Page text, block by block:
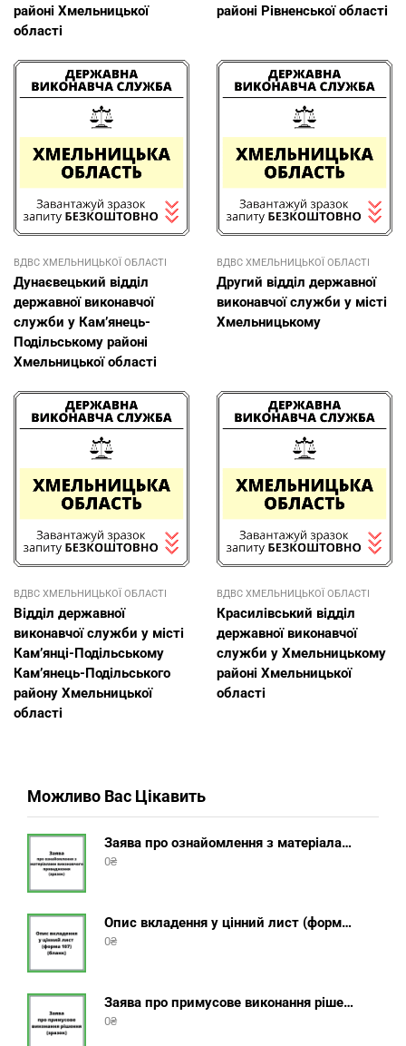
районі Хмельницької
області
районі Рівненської області
ВДВС ХМЕЛЬНИЦЬКОЇ ОБЛАСТІ
Дунаєвецький відділ
державної виконавчої
служби у Кам’янець-
Подільському районі
Хмельницької області
ВДВС ХМЕЛЬНИЦЬКОЇ ОБЛАСТІ
Другий відділ державної
виконавчої служби у місті
Хмельницькому
ВДВС ХМЕЛЬНИЦЬКОЇ ОБЛАСТІ
Відділ державної
виконавчої служби у місті
Кам’янці-Подільському
Кам’янець-Подільського
району Хмельницької
області
ВДВС ХМЕЛЬНИЦЬКОЇ ОБЛАСТІ
Красилівський відділ
державної виконавчої
служби у Хмельницькому
районі Хмельницької
області
Можливо Вас Цікавить
Заява про ознайомлення з матеріалами виконавчого провадження (зразок, шаблон 2025 року)
0₴
Опис вкладення у цінний лист (форма 107) + інструкція відправлення цінного листа з описом вкладення
0₴
Заява про примусове виконання рішення (зразок, шаблон 2025 року)
0₴